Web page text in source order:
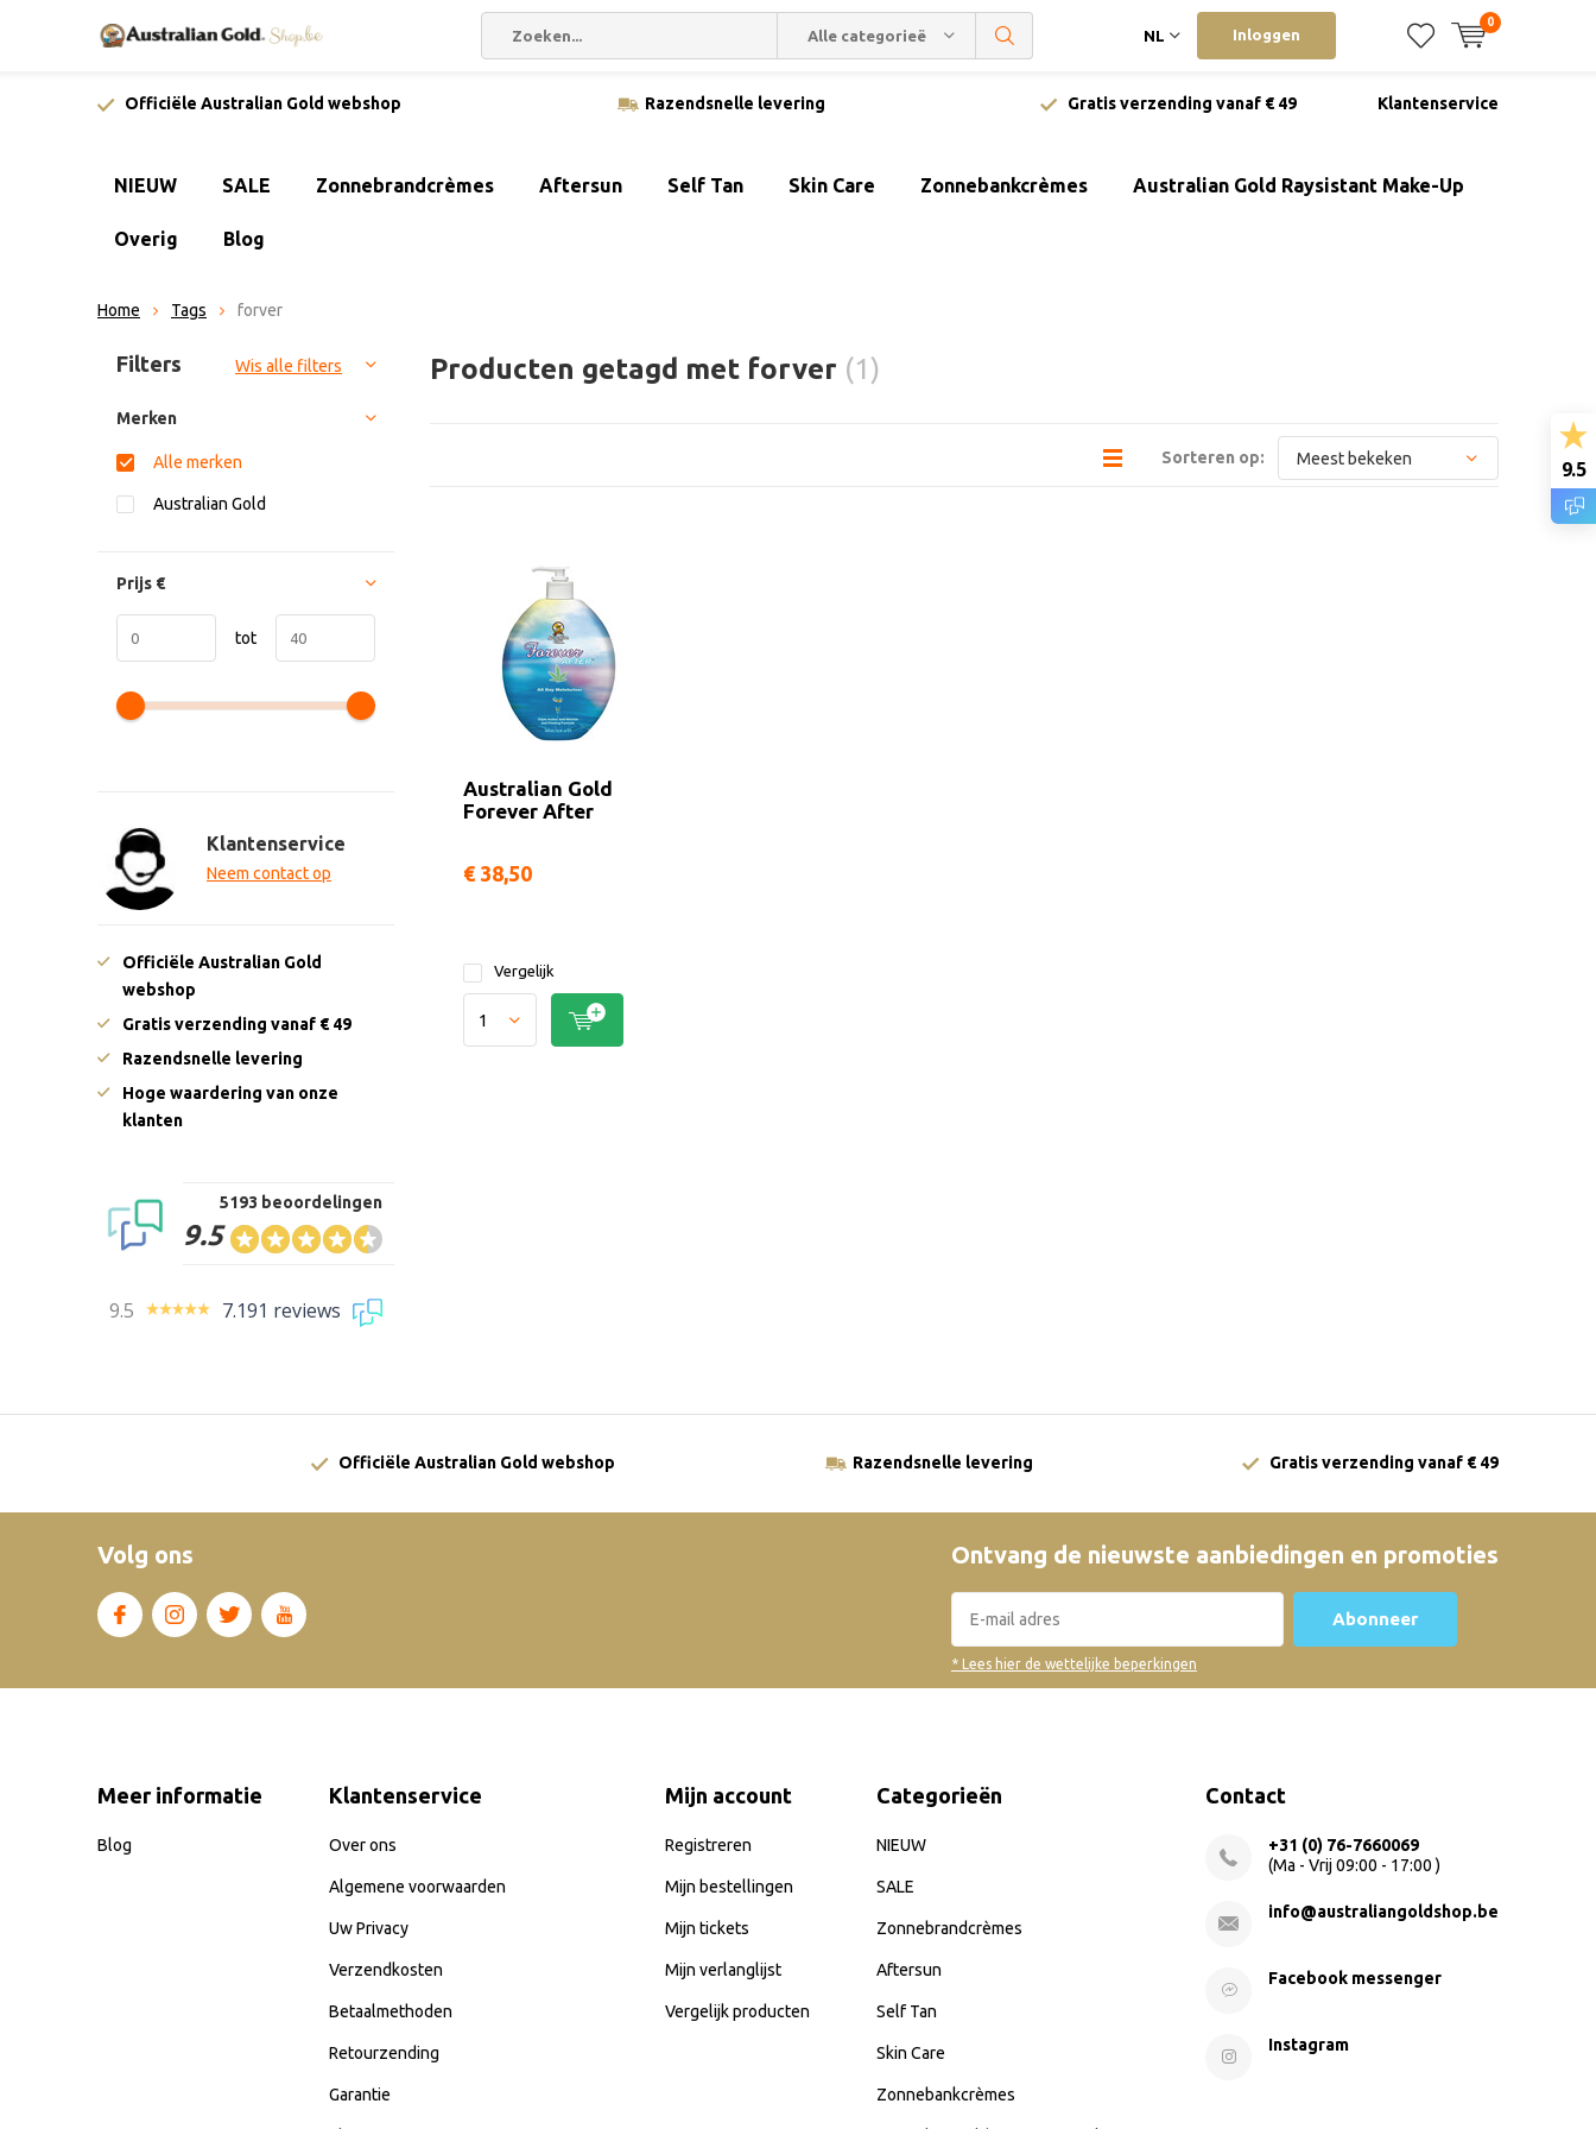
Alle categorieën NL Inloggen
0
Officiële Australian Gold webshop Razendsnelle levering Gratis verzending vanaf € 49 Klantenservice
NIEUW SALE Zonnebrandcrèmes Aftersun Self Tan Skin Care Zonnebankcrèmes Australian Gold Raysistant Make-Up
Overig Blog
Home Tags forver
Producten getagd met forver (1)
Sorteren op:
Australian Gold
Forever After
€ 38,50
Vergelijk
Sorteren op:
Filters Wis alle filters
Merken
Alle merken
Australian Gold
Prijs €
tot
Klantenservice
Neem contact op
Officiële Australian Gold
webshop
Gratis verzending vanaf € 49
Razendsnelle levering
Hoge waardering van onze
klanten
9.5
5193 beoordelingen
9.5 7.191 reviews
Officiële Australian Gold webshop Razendsnelle levering Gratis verzending vanaf € 49
Volg ons Ontvang de nieuwste aanbiedingen en promoties
Abonneer
* Lees hier de wettelijke beperkingen
Meer informatie
Blog
Klantenservice
Over ons
Algemene voorwaarden
Uw Privacy
Verzendkosten
Betaalmethoden
Retourzending
Garantie
Mijn account
Registreren
Mijn bestellingen
Mijn tickets
Mijn verlanglijst
Vergelijk producten
Categorieën
NIEUW
SALE
Zonnebrandcrèmes
Aftersun
Self Tan
Skin Care
Zonnebankcrèmes
Contact
+31 (0) 76-7660069
(Ma - Vrij 09:00 - 17:00 )
info@australiangoldshop.be
Facebook messenger
Instagram
9.5